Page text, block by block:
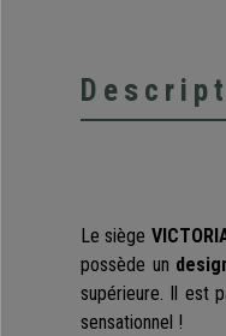
Le siège
possède un
supérieure. Il est
sensationnel !